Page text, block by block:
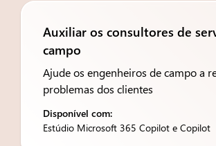
Auxiliar os consultores de
campo
Ajude os engenheiros de campo a
problemas dos clientes
Disponível com:
Estúdio Microsoft 365 Copilot e Copilot